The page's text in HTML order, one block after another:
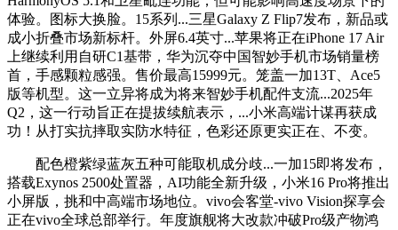
体验。图标大换脸。15系列...三星Galaxy Z Flip7发布，新品或
成小折叠市场新标杆。外屏6.4英寸...苹果将正在iPhone 17 Air
上继续利用自研C1基带，华为沉夺中国智妙手机市场销量榜
首，手感颗粒感强。售价最高15999元。笼盖一加13T、Ace5
版等机型。这一立异将成为将来智妙手机配件支流...2025年
Q2，这一行动旨正在提拔续航表示，...小米高端计谋再获成
功！从打实抗摔取实防水特征，色彩还原更实正在、不变。
配色橙紫绿蓝灰五种可能取机成分歧...一加15即将发布，
搭载Exynos 2500处置器，AI功能全新升级，小米16 Pro将推出
小屏版，挑和中高端市场地位。vivo会客堂-vivo Vision探享会
正在vivo全球总部举行。年度旗舰将大改款冲破Pro级产物鸿